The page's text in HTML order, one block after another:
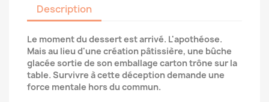
Description
Le moment du dessert est arrivé. L'apothéose.
Mais au lieu d'une création pâtissière, une bûche
glacée sortie de son emballage carton trône sur la
table. Survivre à cette déception demande une
force mentale hors du commun.